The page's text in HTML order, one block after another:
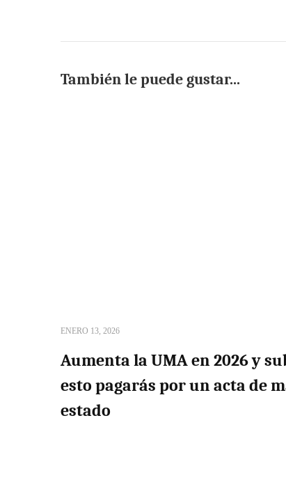
También le puede gustar...
ENERO 13, 2026
Aumenta la UMA en 2026 y
esto pagarás por un acta de
estado